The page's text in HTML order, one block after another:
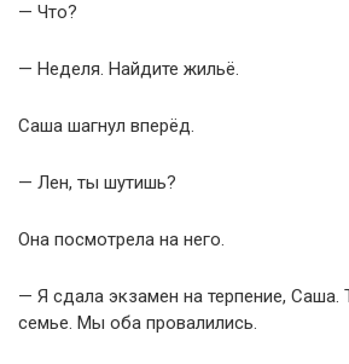
— Что?
— Неделя. Найдите жильё.
Саша шагнул вперёд.
— Лен, ты шутишь?
Она посмотрела на него.
— Я сдала экзамен на терпение, Саша.
семье. Мы оба провалились.